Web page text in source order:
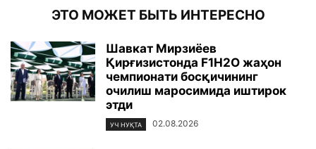
ЭТО МОЖЕТ БЫТЬ ИНТЕРЕСНО
Шавкат Мирзиёев
Қирғизистонда F1H2O жаҳон
чемпионати босқичининг
очилиш маросимида иштирок
этди
УЧ НУҚТА 02.08.2026